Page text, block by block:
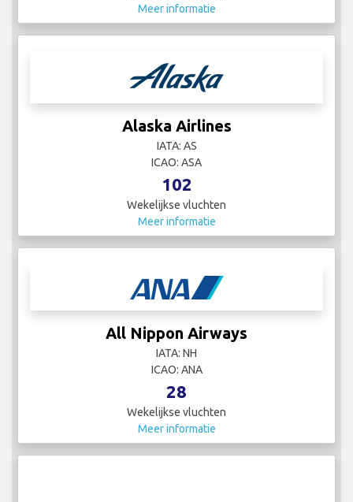
Meer informatie
Alaska Airlines
IATA: AS
ICAO: ASA
102
Wekelijkse vluchten
Meer informatie
All Nippon Airways
IATA: NH
ICAO: ANA
28
Wekelijkse vluchten
Meer informatie